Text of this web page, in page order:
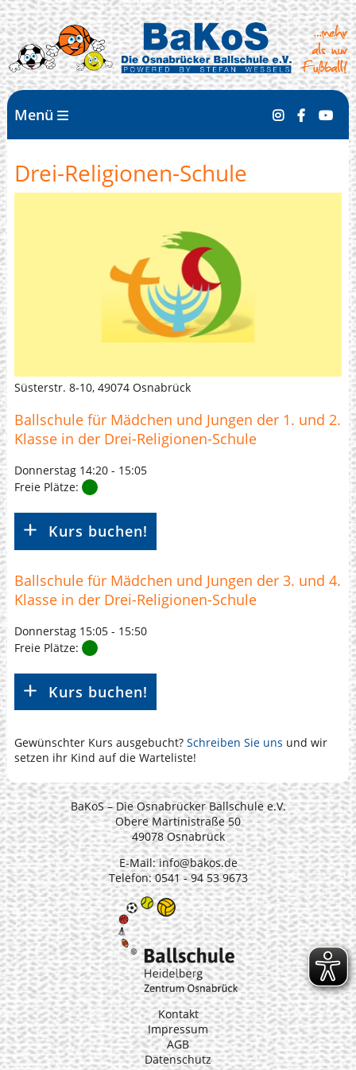
Menü
Drei-Religionen-Schule
Süsterstr. 8-10, 49074 Osnabrück
Ballschule für Mädchen und Jungen der 1. und 2.
Klasse in der Drei-Religionen-Schule
Donnerstag 14:20 - 15:05
Freie Plätze:
Kurs buchen!
Ballschule für Mädchen und Jungen der 3. und 4.
Klasse in der Drei-Religionen-Schule
Donnerstag 15:05 - 15:50
Freie Plätze:
Kurs buchen!
Gewünschter Kurs ausgebucht? Schreiben Sie uns und wir
setzen ihr Kind auf die Warteliste!
BaKoS – Die Osnabrücker Ballschule e.V.
Obere Martinistraße 50
49078 Osnabrück
E-Mail:info@bakos.de
Telefon: 0541 - 94 53 9673
Kontakt
Impressum
AGB
Datenschutz